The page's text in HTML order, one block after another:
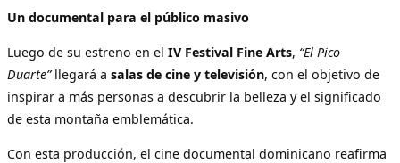
Un documental para el público masivo
Luego de su estreno en el IV Festival Fine Arts, “El Pico
Duarte”llegará a salas de cine y televisión, con el objetivo de
inspirar a más personas a descubrir la belleza y el significado
de esta montaña emblemática.
Con esta producción, el cine documental dominicano reafirma